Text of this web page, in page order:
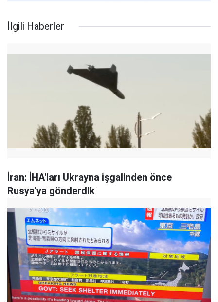
İlgili Haberler
İran: İHA'ları Ukrayna işgalinden önce
Rusya'ya gönderdik